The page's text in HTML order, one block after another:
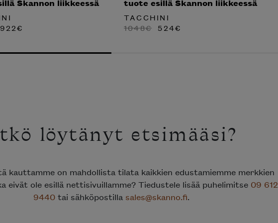
Skannon liikkeessä
ALKUPERÄINEN
2307€.
922€
922€.
tuote esillä Skannon liikkeessä
TACCHINI
1048€
ALKUPERÄINEN
524€
löytänyt etsimääsi?
kauttamme on mahdollista tilata kaikkien edustamiemme merkkien
eivät ole esillä nettisivuillamme? Tiedustele lisää puhelimitse 09 612
9440tai sähköpostilla sales@skanno.fi.